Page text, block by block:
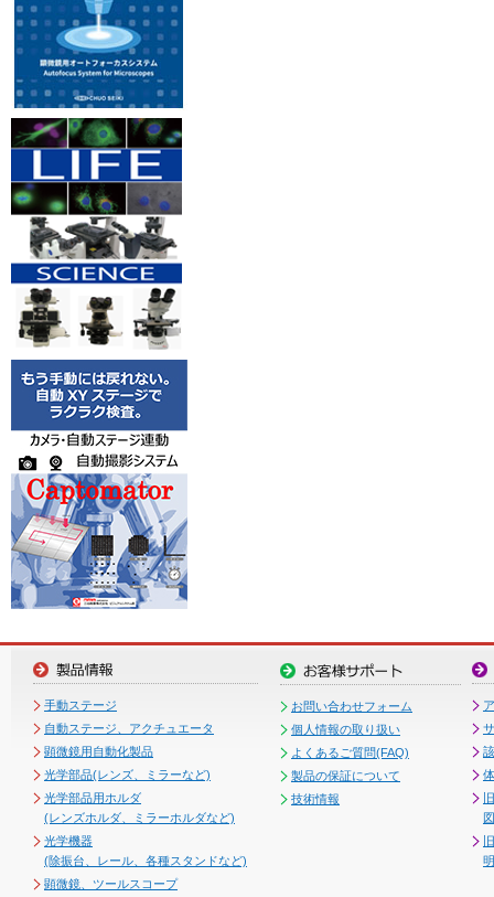
手動ステージ
自動ステージ、アクチュエータ
顕微鏡用自動化製品
光学部品(レンズ、ミラーなど)
光学部品用ホルダ
(レンズホルダ、ミラーホルダなど)
光学機器
(除振台、レール、各種スタンドなど)
顕微鏡、ツールスコープ
お問い合わせフォーム
個人情報の取り扱い
よくあるご質問(FAQ)
製品の保証について
技術情報